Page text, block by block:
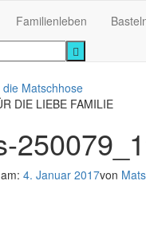
Familienleben
DIE LIEBE FAMILIE
4. Januar 2017von